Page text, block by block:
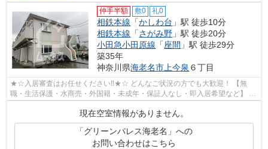
仲手半額 敷0 礼0
相鉄本線 「かしわ台 」駅 徒歩10分
相鉄本線 「さがみ野 」駅 徒歩20分
小田急小田原線 「座間 」駅 徒歩29分
築35年
神奈川県海老名市上今泉 ６丁目
★☆入居審査はお任せください‼★☆ どんなご状況の方でも大歓迎！ 【無
職・生活保護・水商売・外国籍・未成年・保証人なし・即入居希望など】 ネ
現在空室情報がありません。
「グリーンパレス海老名」への
お問い合わせはこちら